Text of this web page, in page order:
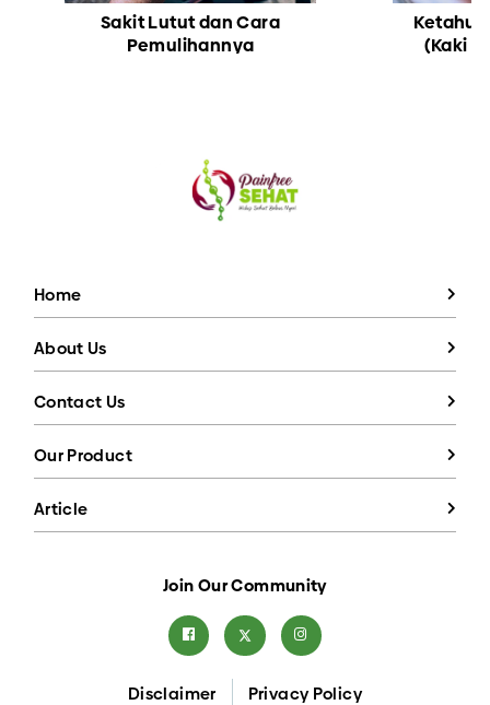
Sakit Lutut dan Cara
Pemulihannya
Ketahui
(Kaki
Home
About Us
Contact Us
Our Product
Article
Join Our Community
Disclaimer Privacy Policy